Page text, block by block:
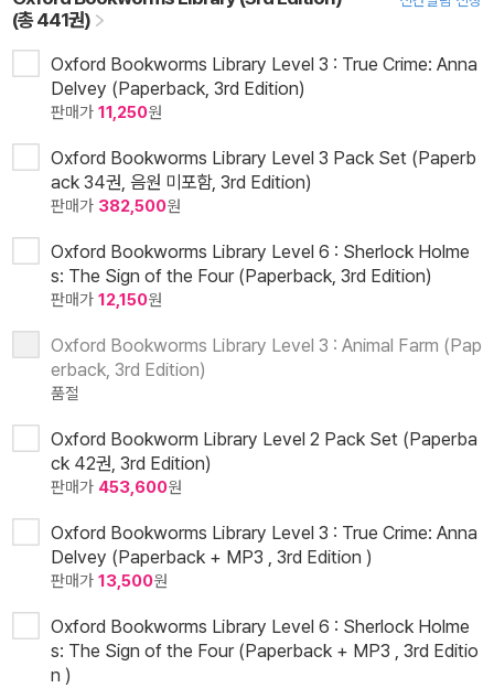
(총 441권)
Oxford Bookworms Library Level 3 : True Crime: Anna
Delvey (Paperback, 3rd Edition)
판매가 11,250원
Oxford Bookworms Library Level 3 Pack Set (Paperb
ack 34권, 음원 미포함, 3rd Edition)
판매가 382,500원
Oxford Bookworms Library Level 6 : Sherlock Holme
s: The Sign of the Four (Paperback, 3rd Edition)
판매가 12,150원
Oxford Bookworms Library Level 3 : Animal Farm (Pap
erback, 3rd Edition)
품절
Oxford Bookworm Library Level 2 Pack Set (Paperba
ck 42권, 3rd Edition)
판매가 453,600원
Oxford Bookworms Library Level 3 : True Crime: Anna
Delvey (Paperback + MP3 , 3rd Edition )
판매가 13,500원
Oxford Bookworms Library Level 6 : Sherlock Holme
s: The Sign of the Four (Paperback + MP3 , 3rd Editio
n )